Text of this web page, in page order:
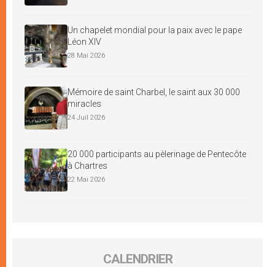
Un chapelet mondial pour la paix avec le pape
Léon XIV
28 Mai 2026
Mémoire de saint Charbel, le saint aux 30 000
miracles
24 Juil 2026
20 000 participants au pèlerinage de Pentecôte
à Chartres
22 Mai 2026
CALENDRIER